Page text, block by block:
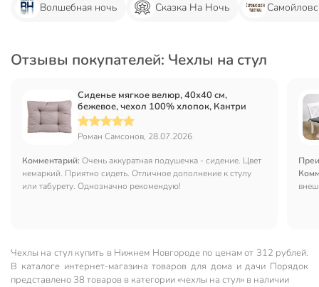
Волшебная ночь Сказка На Ночь
Отзывы покупателей: Чехлы на стул
Сиденье мягкое велюр, 40х40 см,
бежевое, чехол 100% хлопок, Кантри
Роман Самсонов, 28.07.2026
Комментарий: Очень аккуратная подушечка - сидение. Цвет
немаркий. Приятно сидеть. Отличное дополнение к стулу
или табурету. Однозначно рекомендую!
Чехлы на стул купить в Нижнем Новгороде по ценам от 312 рублей.
В каталоге интернет-магазина товаров для дома и дачи Порядок
представлено 38 товаров в категории «чехлы на стул» в наличии